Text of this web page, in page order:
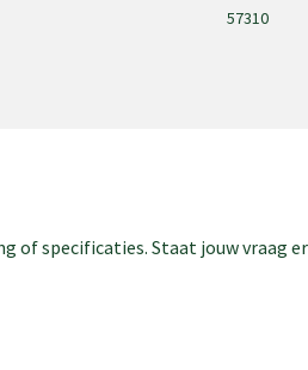
57310
specificaties. Staat jouw vraag